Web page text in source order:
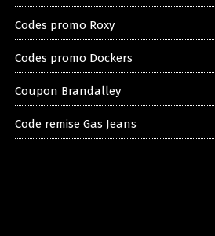
Codes promo Roxy
Codes promo Dockers
Coupon Brandalley
Code remise Gas Jeans